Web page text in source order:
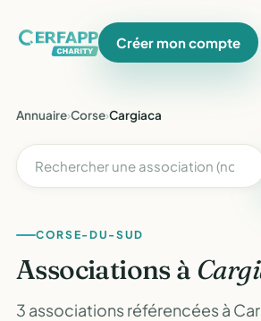
Créer mon compte
Annuaire›Corse›Cargiaca
CORSE-DU-SUD
Associations à
3 associations référencées à